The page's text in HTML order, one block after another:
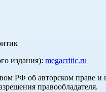
издания): megacritic.ru
РФ об авторском
правообладателя.